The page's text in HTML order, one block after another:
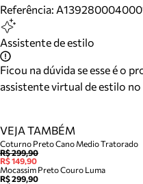
Referência:
Assistente de estilo
Ficou na dúvida se esse é o
assistente virtual de estilo
VEJA TAMBÉM
Coturno Preto Cano Medio Tratorado
R$ 299,90
R$ 149,90
Mocassim Preto Couro Luma
R$ 299,90